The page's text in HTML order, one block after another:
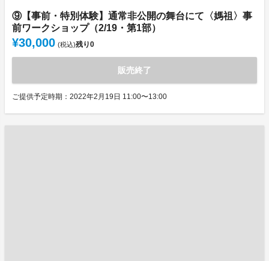
⑨【事前・特別体験】通常非公開の舞台にて〈媽祖〉事
前ワークショップ（2/19・第1部）
¥30,000 (税込)残り0
販売終了
ご提供予定時期：2022年2月19日 11:00〜13:00